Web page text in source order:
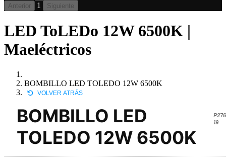
Anterior 1 Siguiente
LED ToLEDo 12W 6500K |
Maeléctricos
BOMBILLO LED TOLEDO 12W 6500K
VOLVER ATRÁS
BOMBILLO LED
TOLEDO 12W 6500K
19